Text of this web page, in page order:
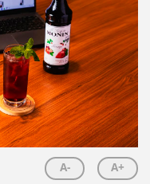
A- A+